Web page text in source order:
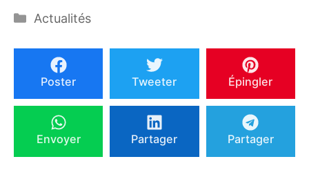
Catégories
Actualités
Poster Tweeter Épingler
Envoyer Partager Partager